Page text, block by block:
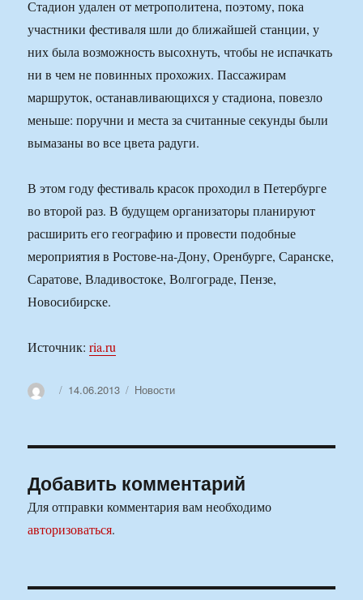
Стадион удален от метрополитена, поэтому, пока
участники фестиваля шли до ближайшей станции, у
них была возможность высохнуть, чтобы не испачкать
ни в чем не повинных прохожих. Пассажирам
маршруток, останавливающихся у стадиона, повезло
меньше: поручни и места за считанные секунды были
вымазаны во все цвета радуги.
В этом году фестиваль красок проходил в Петербурге
во второй раз. В будущем организаторы планируют
расширить его географию и провести подобные
мероприятия в Ростове-на-Дону, Оренбурге, Саранске,
Саратове, Владивостоке, Волгограде, Пензе,
Новосибирске.
Источник:ria.ru
АвторОпубликовано
14.06.2013 Рубрики
Новости
Добавить комментарий
Для отправки комментария вам необходимо
авторизоваться.